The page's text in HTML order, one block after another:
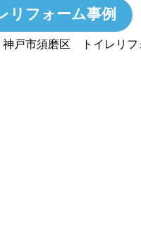
フォーム事例